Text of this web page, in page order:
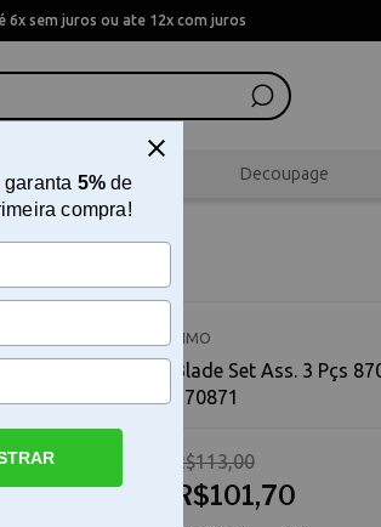
6x sem juros ou ate 12x com juros
Scrapbook Decoupage
O
FIMO
Blade Set Ass. 3 Pçs
170871
R$101,70
R$113,00
garanta 5%de
compra!